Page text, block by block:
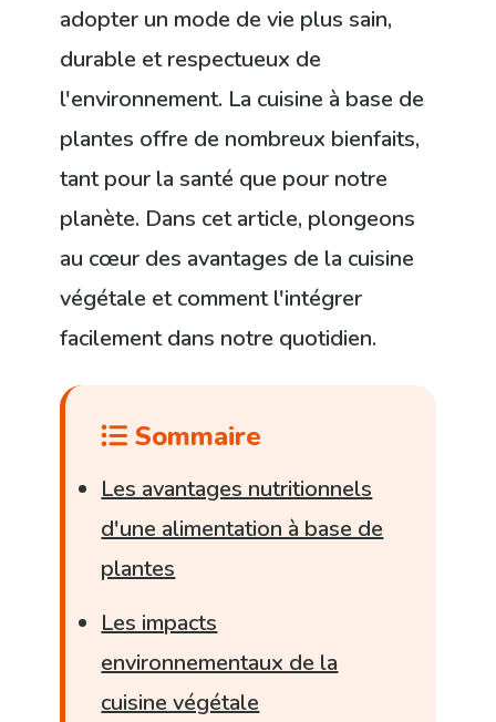
adopter un mode de vie plus sain,
durable et respectueux de
l'environnement. La cuisine à base de
plantes offre de nombreux bienfaits,
tant pour la santé que pour notre
planète. Dans cet article, plongeons
au cœur des avantages de la cuisine
végétale et comment l'intégrer
facilement dans notre quotidien.
Sommaire
Les avantages nutritionnels
d'une alimentation à base de
plantes
Les impacts
environnementaux de la
cuisine végétale